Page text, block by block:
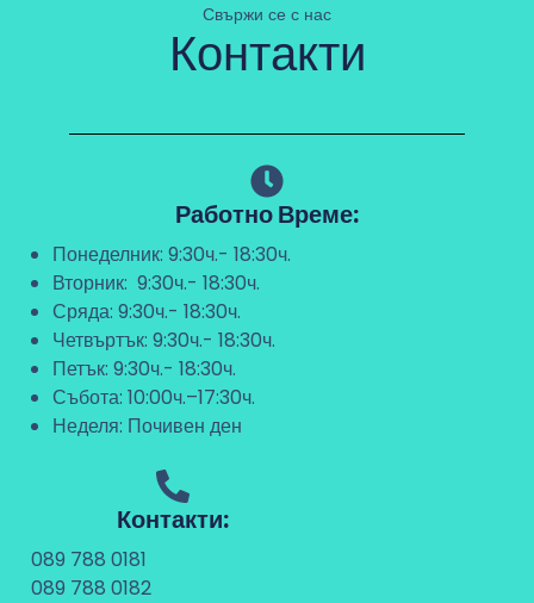
Свържи се с нас
Контакти
Работно Време:
Понеделник: 9:30ч.- 18:30ч.
Вторник: 9:30ч.- 18:30ч.
Сряда: 9:30ч.- 18:30ч.
Четвъртък: 9:30ч.- 18:30ч.
Петък: 9:30ч.- 18:30ч.
Събота: 10:00ч.–17:30ч.
Неделя: Почивен ден
Контакти:
089 788 0181
089 788 0182